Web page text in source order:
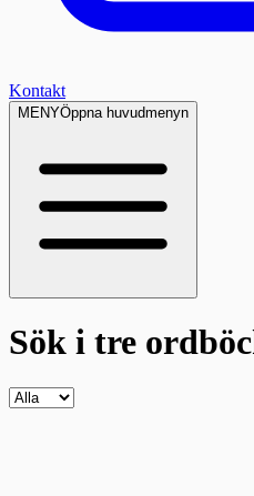
Kontakt
MENYÖppna huvudmenyn
Sök i tre